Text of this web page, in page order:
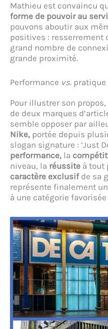
Mathieu est convaincu
forme de pouvoir au
pouvons aboutir aux
positives : resserrement
grand nombre de
grande proximité.
Performance vs.
Pour illustrer son
de deux marques
semble opposer par
Nike, portée depuis
slogan signature : ‘Just
performance, la
niveau, la réussite à tout
caractère exclusifde sa
représente finalement
à une catégorie